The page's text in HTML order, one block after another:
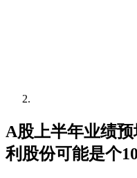
A股上半年业绩
利股份可能是个